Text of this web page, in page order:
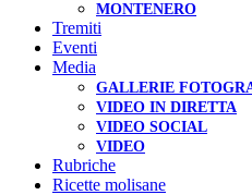
MONTENERO
Tremiti
Eventi
Media
GALLERIE
VIDEO IN DIRETTA
VIDEO SOCIAL
VIDEO
Rubriche
Ricette molisane